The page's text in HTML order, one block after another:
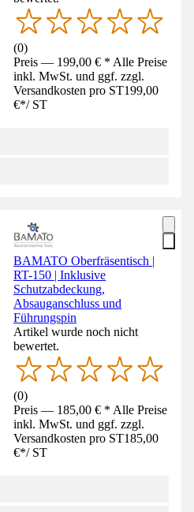
(0)
Preis — 199,00 € * Alle Preise
inkl. MwSt. und ggf. zzgl.
Versandkosten pro ST199,00
€*/ ST
BAMATO Oberfräsentisch |
RT-150 | Inklusive
Schutzabdeckung,
Absauganschluss und
Führungspin
Artikel wurde noch nicht
bewertet.
(0)
Preis — 185,00 € * Alle Preise
inkl. MwSt. und ggf. zzgl.
Versandkosten pro ST185,00
€*/ ST